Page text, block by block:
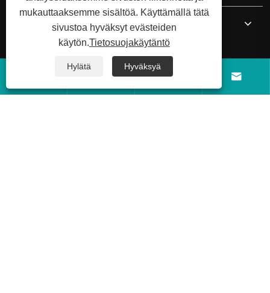
Uutiset
 
mukauttaaksemme sisältöä. Käyttämällä tätä
sivustoa hyväksyt evästeiden
käytön.Tietosuojakäytäntö
Hylätä Hyväksyä